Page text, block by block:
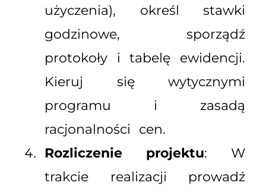
użyczenia), określ stawki
godzinowe, sporządź
protokoły i tabelę ewidencji.
Kieruj się wytycznymi
programu i zasadą
racjonalności cen.
Rozliczenie projektu: W
trakcie realizacji prowadź